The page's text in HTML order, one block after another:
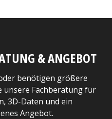
& ANGEBOT
benötigen größere
unsere Fachberatung für
3D-Daten und ein
Angebot.